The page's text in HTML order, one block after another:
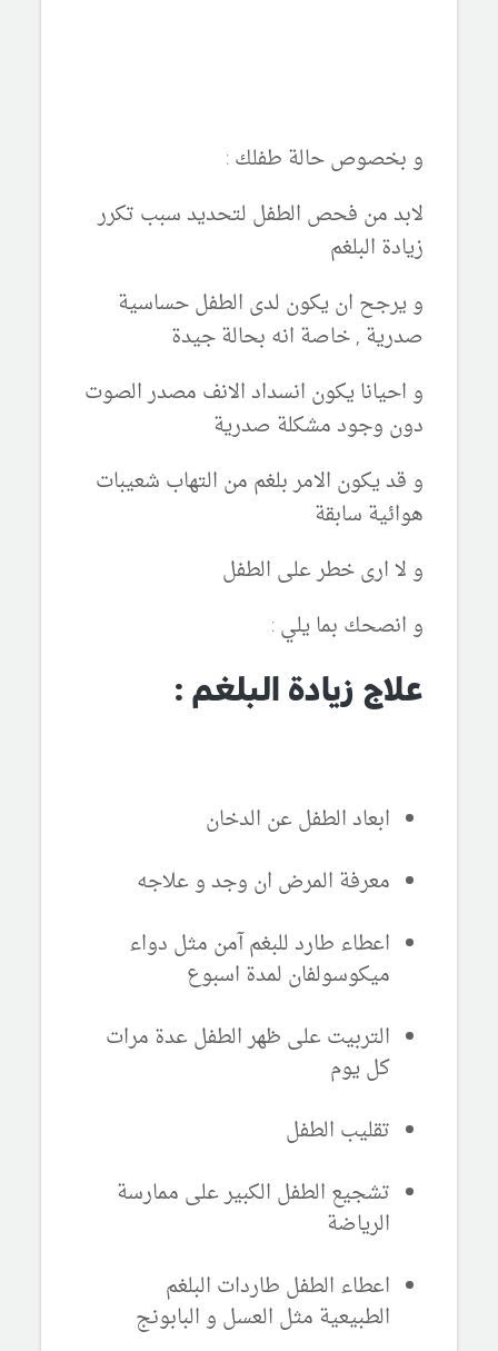
و بخصوص حالة طفلك :
لابد من فحص الطفل لتحديد سبب تكرر
زيادة البلغم
و يرجح ان يكون لدى الطفل حساسية
صدرية , خاصة انه بحالة جيدة
و احيانا يكون انسداد الانف مصدر الصوت
دون وجود مشكلة صدرية
و قد يكون الامر بلغم من التهاب شعيبات
هوائية سابقة
و لا ارى خطر على الطفل
و انصحك بما يلي :
علاج زيادة البلغم :
ابعاد الطفل عن الدخان
معرفة المرض ان وجد و علاجه
اعطاء طارد للبغم آمن مثل دواء
ميكوسولفان لمدة اسبوع
التربيت على ظهر الطفل عدة مرات
كل يوم
تقليب الطفل
تشجيع الطفل الكبير على ممارسة
الرياضة
اعطاء الطفل طاردات البلغم
الطبيعية مثل العسل و البابونج